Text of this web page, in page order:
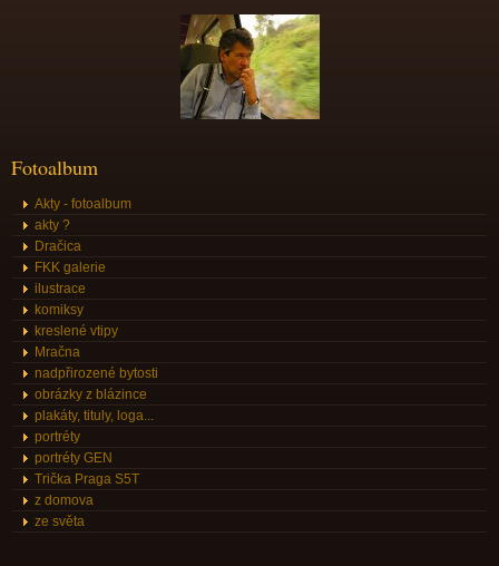
Fotoalbum
Akty - fotoalbum
akty ?
Dračica
FKK galerie
ilustrace
komiksy
kreslené vtipy
Mračna
nadpřirozené bytosti
obrázky z blázince
plakáty, tituly, loga...
portréty
portréty GEN
Trička Praga S5T
z domova
ze světa